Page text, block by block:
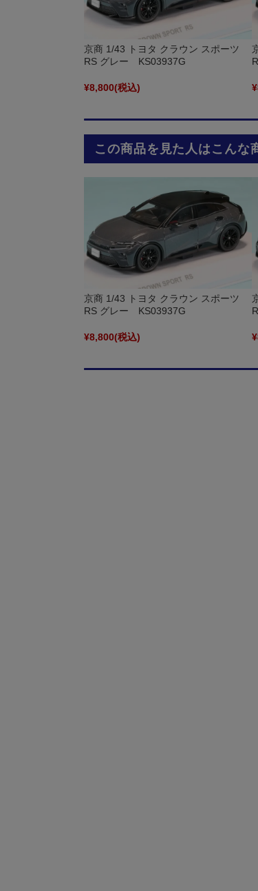
京商 1/43 トヨタ クラウン スポーツ
RS グレー KS03937G
¥8,800(税込)
この商品を見た人はこんな
京商 1/43 トヨタ クラウン スポーツ
RS グレー KS03937G
¥8,800(税込)